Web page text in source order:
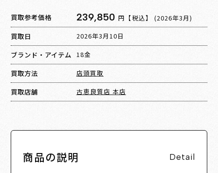
買取参考価格 239,850 円【税込】 (2026年3月)
買取日 2026年3月10日
ブランド・アイテム 18金
買取方法 店頭買取
買取店舗 古恵良質店 本店
商品の説明 Detail